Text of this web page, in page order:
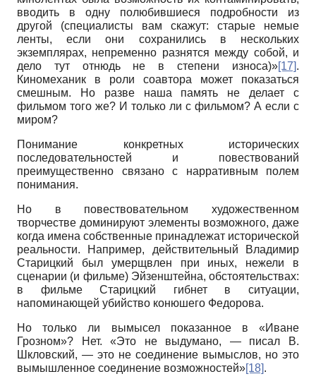
вводить в одну полюбившиеся подробности из
другой (специалисты вам скажут: старые немые
ленты, если они сохранились в нескольких
экземплярах, непременно разнятся между собой, и
дело тут отнюдь не в степени износа)»[17].
Киномеханик в роли соавтора может показаться
смешным. Но разве наша память не делает с
фильмом того же? И только ли с фильмом? А если с
миром?
Понимание конкретных исторических
последовательностей и повествований
преимущественно связано с нарративным полем
понимания.
Но в повествовательном художественном
творчестве доминируют элементы возможного, даже
когда имена собственные принадлежат исторической
реальности. Например, действительный Владимир
Старицкий был умерщвлен при иных, нежели в
сценарии (и фильме) Эйзенштейна, обстоятельствах:
в фильме Старицкий гибнет в ситуации,
напоминающей убийство конюшего Федорова.
Но только ли вымысел показанное в «Иване
Грозном»? Нет. «Это не выдумано, — писал В.
Шкловский, — это не соединение вымыслов, но это
вымышленное соединение возможностей»[18].